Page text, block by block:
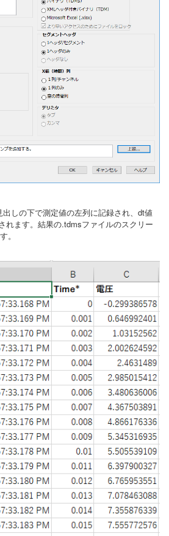
出しの下で測定値の左列に記録され、dt値
れます。結果の.tdmsファイルのスクリー
。